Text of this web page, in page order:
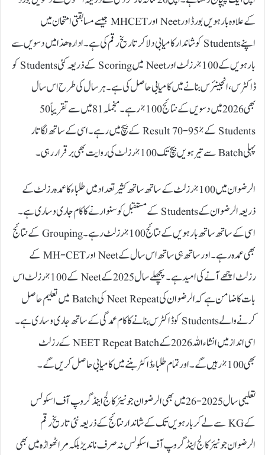
کے علاوہ بارہویں بورڈ اور Neet اور MHCET جیسے مسابقتی امتحان میں
اپنے Students کو شاندار کامیابی دلا کر تاریخ رقم کی ہے۔ ادارہ ھذا میں دسویں سے
بارہویں کے 100% رزلٹ اور Neet میں Scoring کے ذریعہ کئی Students کو
ڈاکٹرس، انجینئرس بنانے میں کامیابی حاصل کی ہے۔ ہر سال کی طرح اس سال
بھی 2026 میں دسویں کے نتائج 100% رہے۔ منجملہ 81 میں سے تقریباً 50
Students کے Result 70-95% کے بیچ میں رہے۔ اسی کے ساتھ لگاتار
پہلی Batch سے تیرہویں بیچ تک 100% رزلٹ کی روایت بھی برقرار رہی۔
الرضوان میں 100% رزلٹ کے ساتھ ساتھ کثیر تعداد میں طلباء کا عمدہ رزلٹ کے
ذریعہ الرضوان کے Students کے مستقبل کو سنوارنے کا کام جاری و ساری ہے۔
اسی کے ساتھ ساتھ بارہویں کے نتائج 100% رزلٹ رہے۔ Grouping کے نتائج
بھی عمدہ رہے۔ اور ساتھ ہی ساتھ اس سال کے Neet اور MH-CET کے
رزلٹ اچھے آنے کی امید ہے۔ پچھلے سال 2025 کے Neet کے 100% رزلٹ اس
بات کا ضامن ہے کہ الرضوان کی Neet Repeat کی Batch میں تعلیم حاصل
کرنے والے Students کو ڈاکٹرس بنانے کا کام عمدگی کے ساتھ جاری و ساری ہے۔
اسی انداز میں انشاء اللہ 2026 کے NEET Repeat Batch کے رزلٹ
بھی 100% رہیں گے۔ اور تمام طلباء ڈاکٹر بننے میں کامیابی حاصل کریں گے۔
تعلیمی سال 2025-26 میں بھی الرضوان جونیئر کالج اینڈ گروپ آف اسکولس
کے KG سے لے کر بارہویں تک کے شاندار نتائج کے ذریعہ نئی تاریخ رقم
الرضوان جونیئر کالج اینڈ گروپ آف اسکولس نہ صرف ناندیڑ بلکہ مراٹھواڑہ میں بھی